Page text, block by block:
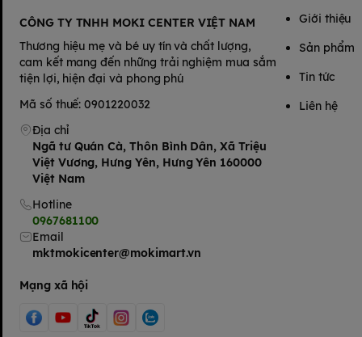
CÔNG TY TNHH MOKI CENTER VIỆT NAM
Thương hiệu mẹ và bé uy tín và chất lượng,
cam kết mang đến những trải nghiệm mua sắm
tiện lợi, hiện đại và phong phú
Mã số thuế: 0901220032
Địa chỉ
Ngã tư Quán Cà, Thôn Bình Dân, Xã Triệu
Việt Vương, Hưng Yên, Hưng Yên 160000
Việt Nam
Hotline
0967681100
Email
mktmokicenter@mokimart.vn
Mạng xã hội
Giới thiệu
Sản phẩm
Tin tức
Liên hệ